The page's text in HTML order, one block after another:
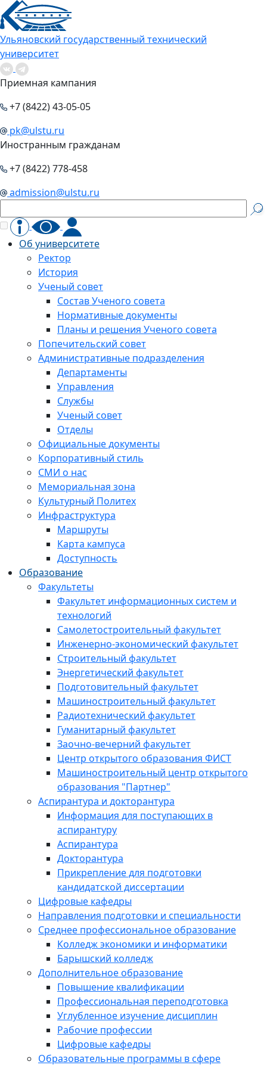
Ульяновский государственный технический
университет
Приемная кампания
+7 (8422) 43-05-05
pk@ulstu.ru
Иностранным гражданам
+7 (8422) 778-458
admission@ulstu.ru
Об университете
Ректор
История
Ученый совет
Состав Ученого совета
Нормативные документы
Планы и решения Ученого совета
Попечительский совет
Административные подразделения
Департаменты
Управления
Службы
Ученый совет
Отделы
Официальные документы
Корпоративный стиль
СМИ о нас
Мемориальная зона
Культурный Политех
Инфраструктура
Маршруты
Карта кампуса
Доступность
Образование
Факультеты
Факультет информационных систем и
технологий
Самолетостроительный факультет
Инженерно-экономический факультет
Строительный факультет
Энергетический факультет
Подготовительный факультет
Машиностроительный факультет
Радиотехнический факультет
Гуманитарный факультет
Заочно-вечерний факультет
Центр открытого образования ФИСТ
Машиностроительный центр открытого
образования "Партнер"
Аспирантура и докторантура
Информация для поступающих в
аспирантуру
Аспирантура
Докторантура
Прикрепление для подготовки
кандидатской диссертации
Цифровые кафедры
Направления подготовки и специальности
Среднее профессиональное образование
Колледж экономики и информатики
Барышский колледж
Дополнительное образование
Повышение квалификации
Профессиональная переподготовка
Углубленное изучение дисциплин
Рабочие профессии
Цифровые кафедры
Образовательные программы в сфере